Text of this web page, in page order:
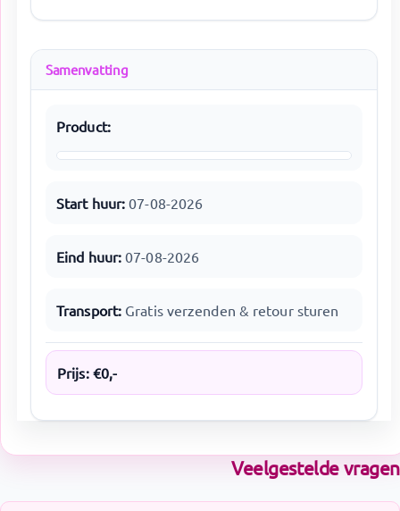
Samenvatting
Product:
Start huur: 07-08-2026
Eind huur: 07-08-2026
Transport: Gratis verzenden & retour sturen
Prijs: €0,-
Veelgestelde vragen